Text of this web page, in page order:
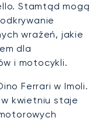
Stamtąd mogą
wrażeń, jakie
dla
i motocykli.
Ferrari w Imoli.
w kwietniu staje